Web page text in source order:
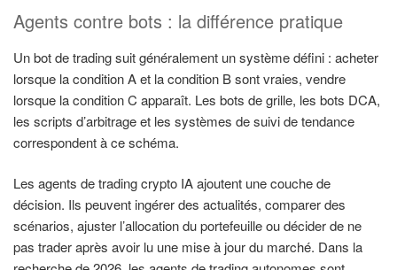
Agents contre bots : la différence pratique
Un bot de trading suit généralement un système défini : acheter
lorsque la condition A et la condition B sont vraies, vendre
lorsque la condition C apparaît. Les bots de grille, les bots DCA,
les scripts d’arbitrage et les systèmes de suivi de tendance
correspondent à ce schéma.
Les agents de trading crypto IA ajoutent une couche de
décision. Ils peuvent ingérer des actualités, comparer des
scénarios, ajuster l’allocation du portefeuille ou décider de ne
pas trader après avoir lu une mise à jour du marché. Dans la